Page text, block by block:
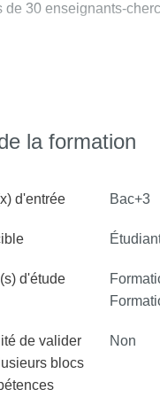
30 enseignants-
permettant d’acquérir
de connaissances
laboratoires : le
en sciences sociales
professionnalisante ».
l’Education et la
concours du CAPES
associant des cours de
la formation
d'entrée Bac+3
d'étude
de valider
blocs
Non